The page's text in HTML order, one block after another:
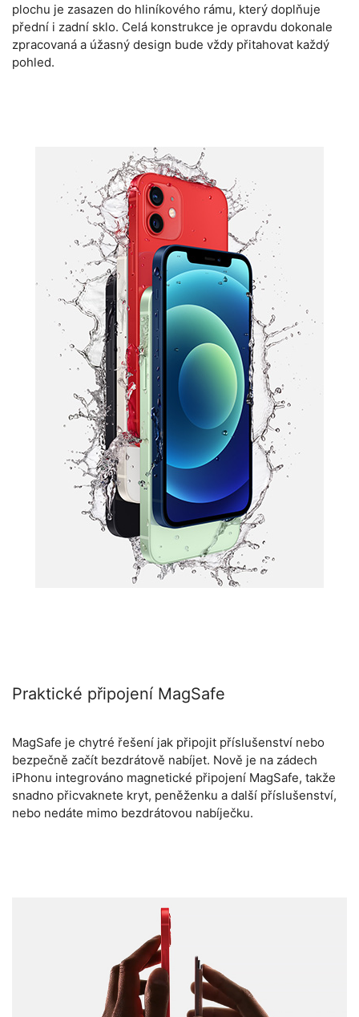
plochu je zasazen do hliníkového rámu, který doplňuje
přední i zadní sklo. Celá konstrukce je opravdu dokonale
zpracovaná a úžasný design bude vždy přitahovat každý
pohled.
Praktické připojení MagSafe
MagSafe je chytré řešení jak připojit příslušenství nebo
bezpečně začít bezdrátově nabíjet. Nově je na zádech
iPhonu integrováno magnetické připojení MagSafe, takže
snadno přicvaknete kryt, peněženku a další příslušenství,
nebo nedáte mimo bezdrátovou nabíječku.